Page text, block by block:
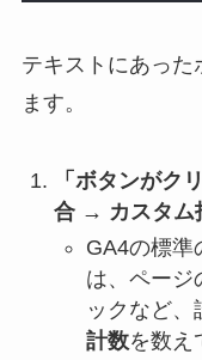
テキストにあった
ます。
「ボタンがク
合 → カスタム
GA4の標準
は、ページ
ックなど、
計数を数え